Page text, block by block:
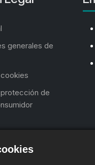
generales de
de